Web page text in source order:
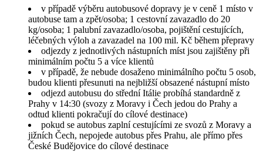
v případě výběru autobusové dopravy je v ceně 1 místo v
autobuse tam a zpět/osoba; 1 cestovní zavazadlo do 20
kg/osoba; 1 palubní zavazadlo/osoba, pojištění cestujících,
léčebných výloh a zavazadel na 100 mil. Kč během přepravy
odjezdy z jednotlivých nástupních míst jsou zajištěny při
minimálním počtu 5 a více klientů
v případě, že nebude dosaženo minimálního počtu 5 osob,
budou klienti přesunuti na nejbližší obsazené nástupní místo
odjezd autobusu do střední Itálie probíhá standardně z
Prahy v 14:30 (svozy z Moravy i Čech jedou do Prahy a
odtud klienti pokračují do cílové destinace)
pokud se autobus zaplní cestujícími ze svozů z Moravy a
jižních Čech, nepojede autobus přes Prahu, ale přímo přes
České Budějovice do cílové destinace